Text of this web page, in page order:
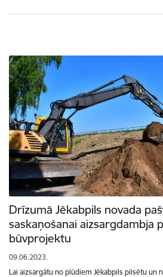
Drīzumā Jēkabpils novada
saskaņošanai aizsargdambja
būvprojektu
09.06.2023.
Lai aizsargātu no plūdiem Jēkabpils pilsētu un